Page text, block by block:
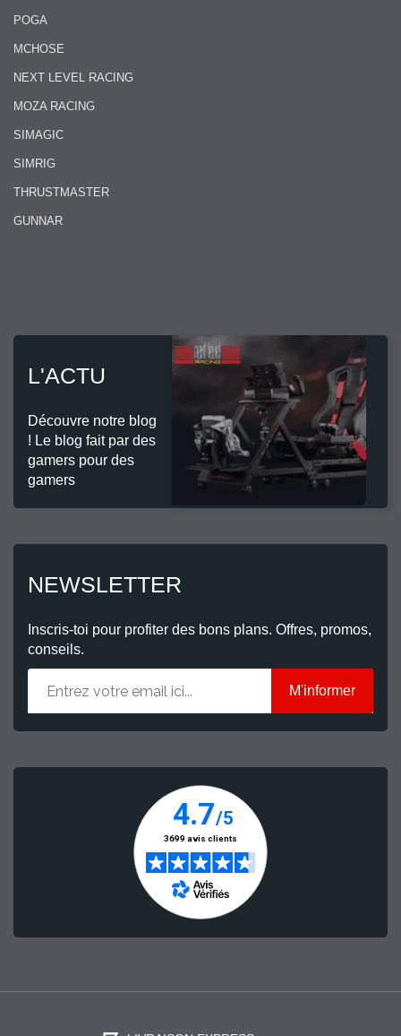
POGA
MCHOSE
NEXT LEVEL RACING
MOZA RACING
SIMAGIC
SIMRIG
THRUSTMASTER
GUNNAR
L'ACTU
Découvre notre blog
! Le blog fait par des
gamers pour des
gamers
NEWSLETTER
Inscris-toi pour profiter des bons plans. Offres, promos,
conseils.
M'informer